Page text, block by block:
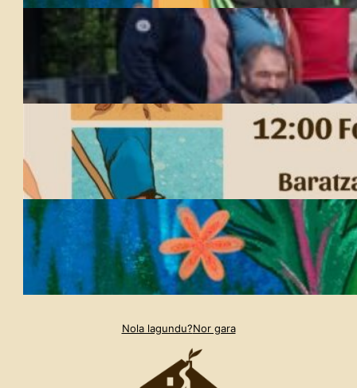
Nola lagundu?Nor gara